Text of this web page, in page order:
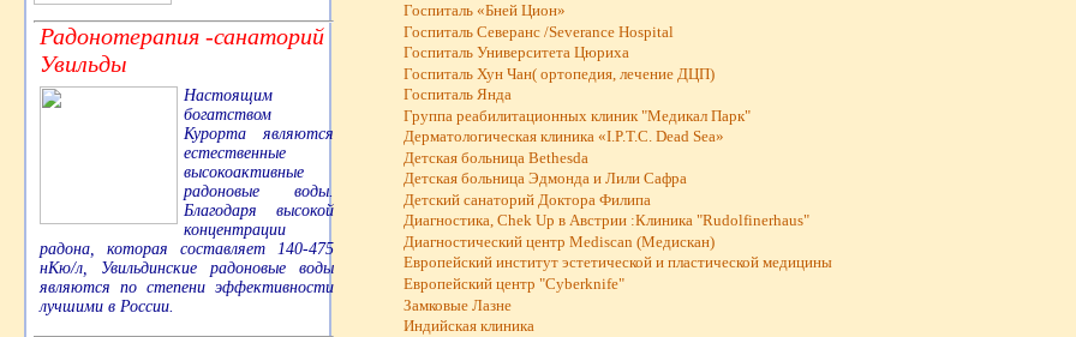
Радонотерапия -санаторий
Увильды
Настоящим
богатством
Курорта являются
естественные
высокоактивные
радоновые воды.
Благодаря высокой
концентрации
радона, которая составляет 140-475
нКю/л, Увильдинские радоновые воды
являются по степени эффективности
лучшими в России.
Госпиталь «Бней Цион»
Госпиталь Северанс /Severance Hospital
Госпиталь Университета Цюриха
Госпиталь Хун Чан( ортопедия, лечение ДЦП)
Госпиталь Янда
Группа реабилитационных клиник "Медикал Парк"
Дерматологическая клиника «I.P.T.C. Dead Sea»
Детская больница Bethesda
Детская больница Эдмонда и Лили Сафра
Детский санаторий Доктора Филипа
Диагностика, Chek Up в Австрии :Клиника "Rudolfinerhaus"
Диагностический центр Mediscan (Медискан)
Европейский институт эстетической и пластической медицины
Европейский центр "Cyberknife"
Замковые Лазне
Индийская клиника